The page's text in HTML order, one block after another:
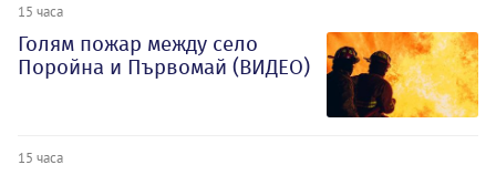
15 часа
Голям пожар между село
Поройна и Първомай (ВИДЕО)
15 часа